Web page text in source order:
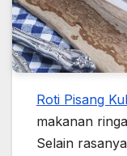
Roti Pisang
makanan
Selain